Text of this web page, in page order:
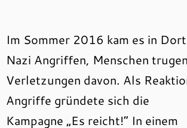
Im Sommer 2016 kam es in
Nazi Angriffen, Menschen trugen
Verletzungen davon. Als
Angriffe gründete sich die
Kampagne „Es reicht!“ In einem